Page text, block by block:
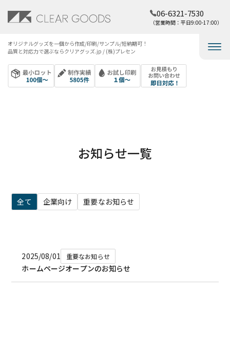
オリジナルグッズを​一個から​作成/印刷/サンプル/短納期可！​
品質と​対応力で​選ぶなら​クリアグッズ.jp / (株)プレセン
06-6321-7530
（営業時間：平日9:00-17:00）
お知らせ一覧
全て 企業向け 重要なお知らせ
2025/08/01 重要なお知らせ
ホームページオープンのお知らせ